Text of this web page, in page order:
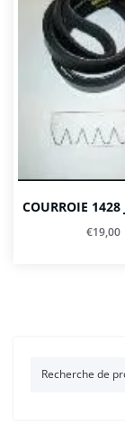
COURROIE 1428
€19,00